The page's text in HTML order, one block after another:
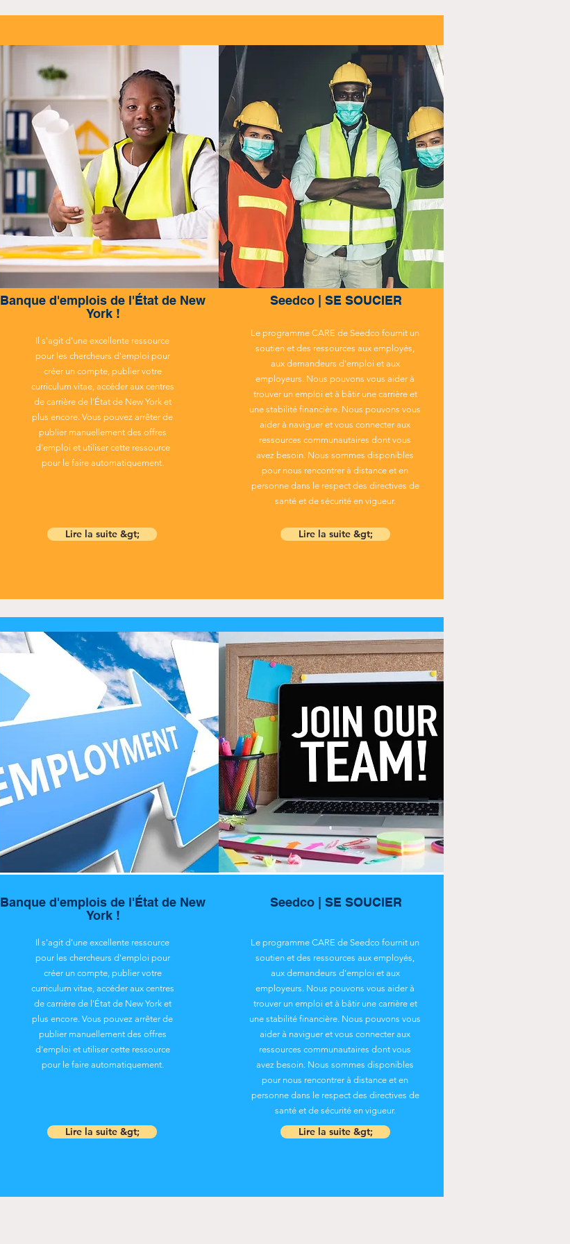
Banque d'emplois de l'État de New
York !
Il s'agit d'une excellente ressource
pour les chercheurs d'emploi pour
créer un compte, publier votre
curriculum vitae, accéder aux centres
de carrière de l'État de New York et
plus encore. Vous pouvez arrêter de
publier manuellement des offres
d'emploi et utiliser cette ressource
pour le faire automatiquement.
Lire la suite &gt;
Seedco | SE SOUCIER
Le programme CARE de Seedco fournit un
soutien et des ressources aux employés,
aux demandeurs d'emploi et aux
employeurs. Nous pouvons vous aider à
trouver un emploi et à bâtir une carrière et
une stabilité financière. Nous pouvons vous
aider à naviguer et vous connecter aux
ressources communautaires dont vous
avez besoin. Nous sommes disponibles
pour nous rencontrer à distance et en
personne dans le respect des directives de
santé et de sécurité en vigueur.
Lire la suite &gt;
Banque d'emplois de l'État de New
York !
Il s'agit d'une excellente ressource
pour les chercheurs d'emploi pour
créer un compte, publier votre
curriculum vitae, accéder aux centres
de carrière de l'État de New York et
plus encore. Vous pouvez arrêter de
publier manuellement des offres
d'emploi et utiliser cette ressource
pour le faire automatiquement.
Seedco | SE SOUCIER
Le programme CARE de Seedco fournit un
soutien et des ressources aux employés,
aux demandeurs d'emploi et aux
employeurs. Nous pouvons vous aider à
trouver un emploi et à bâtir une carrière et
une stabilité financière. Nous pouvons vous
aider à naviguer et vous connecter aux
ressources communautaires dont vous
avez besoin. Nous sommes disponibles
pour nous rencontrer à distance et en
personne dans le respect des directives de
santé et de sécurité en vigueur.
Lire la suite &gt; Lire la suite &gt;